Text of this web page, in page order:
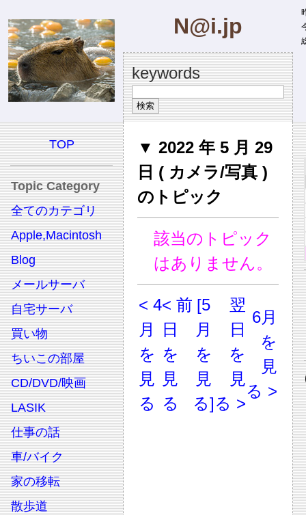
N@i.jp
keywords
TOP
Topic Category
全てのカテゴリ
Apple,Macintosh
Blog
メールサーバ
自宅サーバ
買い物
ちいこの部屋
CD/DVD/映画
LASIK
仕事の話
車/バイク
家の移転
散歩道
▼ 2022 年 5 月 29
日 ( カメラ/写真 )
のトピック
該当のトピック
はありません。
< 4
月
を
見
る
< 前
日
を
見
る
[5
月
を
見
る]
翌
日
を
見
る >
6月
を
見
る >